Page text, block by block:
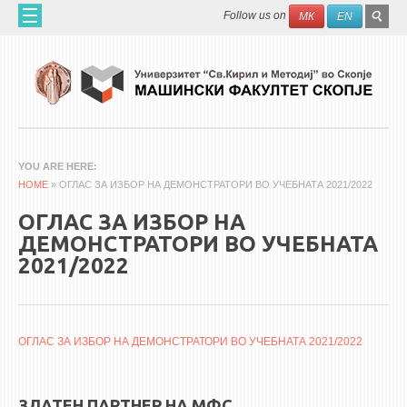
Skip to main content Search
Follow us on МК EN
ЗА НАС
60 ГОДИНИ МФ
ОРГАНИЗАЦИЈА
НАУЧНА ДЕЈНОСТ
МАШИНСКО ИНЖЕНЕРСТВО - НАУЧНО СПИСАНИЕ
YOU ARE HERE
HOME » ОГЛАС ЗА ИЗБОР НА ДЕМОНСТРАТОРИ ВО УЧЕБНАТА 2021/2022
ОГЛАС ЗА ИЗБОР НА
ДЕМОНСТРАТОРИ ВО УЧЕБНАТА
2021/2022
ОГЛАС ЗА ИЗБОР НА ДЕМОНСТРАТОРИ ВО УЧЕБНАТА 2021/2022